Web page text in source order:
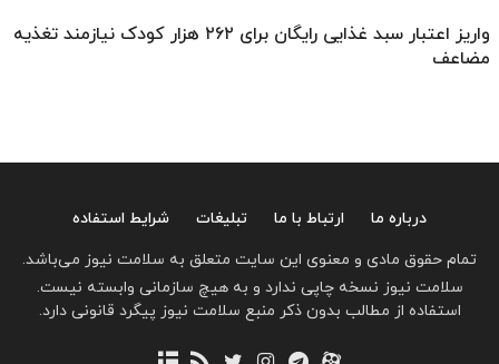
واریز اعتبار سبد غذایی رایگان برای ۲۶۲ هزار کودک نیازمند تغذیه
مضاعف
درباره ما ارتباط با ما تبلیغات
شرایط استفاده
تمام حقوق مادی و معنوی این سایت متعلق به سلامت نیوز می‌باشد.
سلامت نیوز نسخه چاپی ندارد و به هیچ سازمانی وابسته نیست.
استفاده از مطالب بدون ذکر منبع سلامت نیوز پیگرد قانونی دارد.